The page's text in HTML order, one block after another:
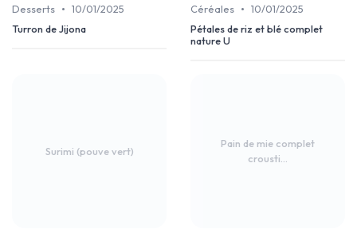
Desserts • 10/01/2025
Turron de Jijona
Céréales • 10/01/2025
Pétales de riz et blé complet
nature U
Surimi (pouve vert)
Pain de mie complet
crousti...